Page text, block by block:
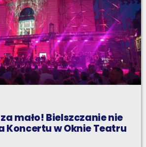
mało! Bielszczanie nie
Koncertu w Oknie Teatru